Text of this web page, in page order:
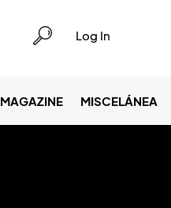
Log In
MAGAZINE MISCELÁNEA